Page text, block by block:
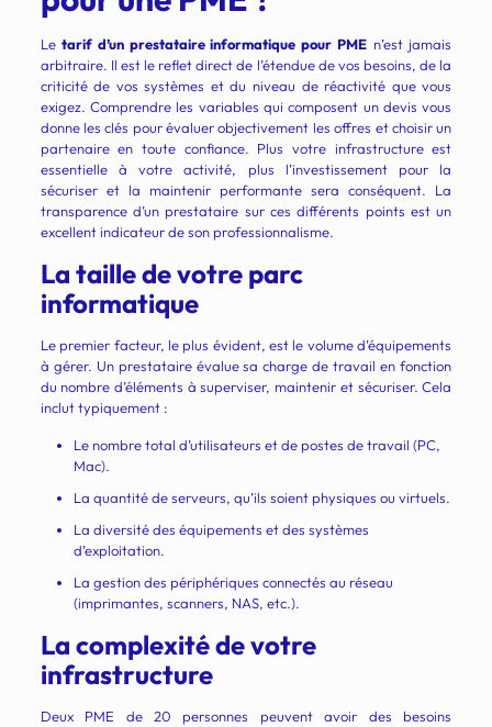
Letarif d’un prestataire informatique pour PMEn’est jamais
arbitraire. Il est le reflet direct de l’étendue de vos besoins, de la
criticité de vos systèmes et du niveau de réactivité que vous
exigez. Comprendre les variables qui composent un devis vous
donne les clés pour évaluer objectivement les offres et choisir un
partenaire en toute confiance. Plus votre infrastructure est
essentielle à votre activité, plus l’investissement pour la
sécuriser et la maintenir performante sera conséquent. La
transparence d’un prestataire sur ces différents points est un
excellent indicateur de son professionnalisme.
La taille de votre parc
informatique
Le premier facteur, le plus évident, est le volume d’équipements
à gérer. Un prestataire évalue sa charge de travail en fonction
du nombre d’éléments à superviser, maintenir et sécuriser. Cela
inclut typiquement :
Le nombre total d’utilisateurs et de postes de travail (PC,
Mac).
La quantité de serveurs, qu’ils soient physiques ou virtuels.
La diversité des équipements et des systèmes
d’exploitation.
La gestion des périphériques connectés au réseau
(imprimantes, scanners, NAS, etc.).
La complexité de votre
infrastructure
Deux PME de 20 personnes peuvent avoir des besoins